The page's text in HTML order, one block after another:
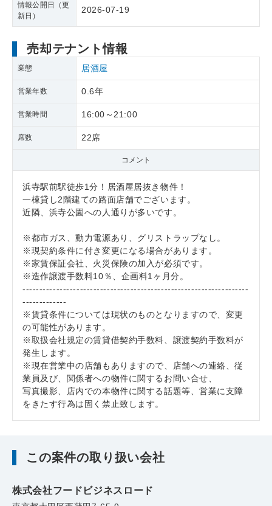
情報公開日（更
新日）
2026-07-19
売却テナント情報
業態 居酒屋
営業年数 0.6年
営業時間 16:00～21:00
席数 22席
コメント
浜寺駅前駅徒歩1分！居酒屋居抜き物件！
一棟貸し2階建ての路面店舗でございます。
近隣、浜寺公園への人通りが多いです。
※都市ガス、動力電源あり、グリストラップなし。
※現契約条件に付き変更になる場合があります。
※家賃保証会社、火災保険の加入が必須です。
※造作譲渡手数料10％、企画料1ヶ月分。
-------------------------------------------------------------------
-------------
※賃貸条件については現状のものとなりますので、変更
の可能性があります。
※取扱会社規定の賃貸借契約手数料、譲渡契約手数料が
発生します。
※現在営業中の店舗もありますので、店舗への連絡、従
業員及び、関係者への物件に関するお問い合せ、
写真撮影、店内での本物件に関する話題等、営業に支障
をきたす行為は固く禁止致します。
この案件の取り扱い会社
株式会社フードビジネスロード